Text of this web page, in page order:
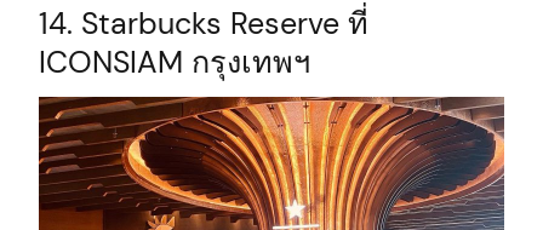
14. Starbucks Reserve ที่
ICONSIAM กรุงเทพฯ